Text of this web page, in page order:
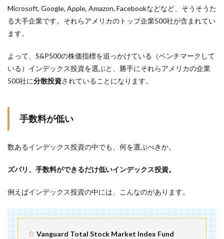
Microsoft, Google, Apple, Amazon, Facebookなどなど、そうそうた
る大手企業です。それらアメリカのトップ企業500社が含まれてい
ます。
よって、S&P500の株価指標を追っかけている（ベンチマークして
いる）インデックス投資を選ぶと、勝手にそれらアメリカの企業
500社に分散投資されていることになります。
手数料が低い
数あるインデックス投資の中でも、何を選ぶべきか。
ズバリ、手数料ができるだけ低いインデックス投資。
例えばインデックス投資の中には、こんなのがあります。
Vanguard Total Stock Market Index Fund